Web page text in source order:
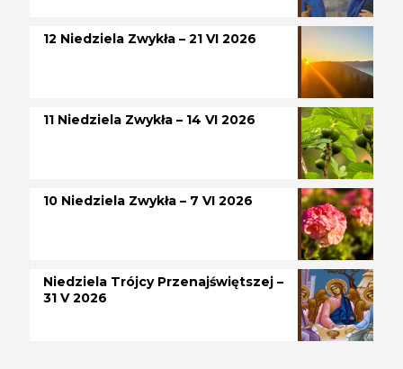
12 Niedziela Zwykła – 21 VI 2026
11 Niedziela Zwykła – 14 VI 2026
10 Niedziela Zwykła – 7 VI 2026
Niedziela Trójcy Przenajświętszej –
31 V 2026